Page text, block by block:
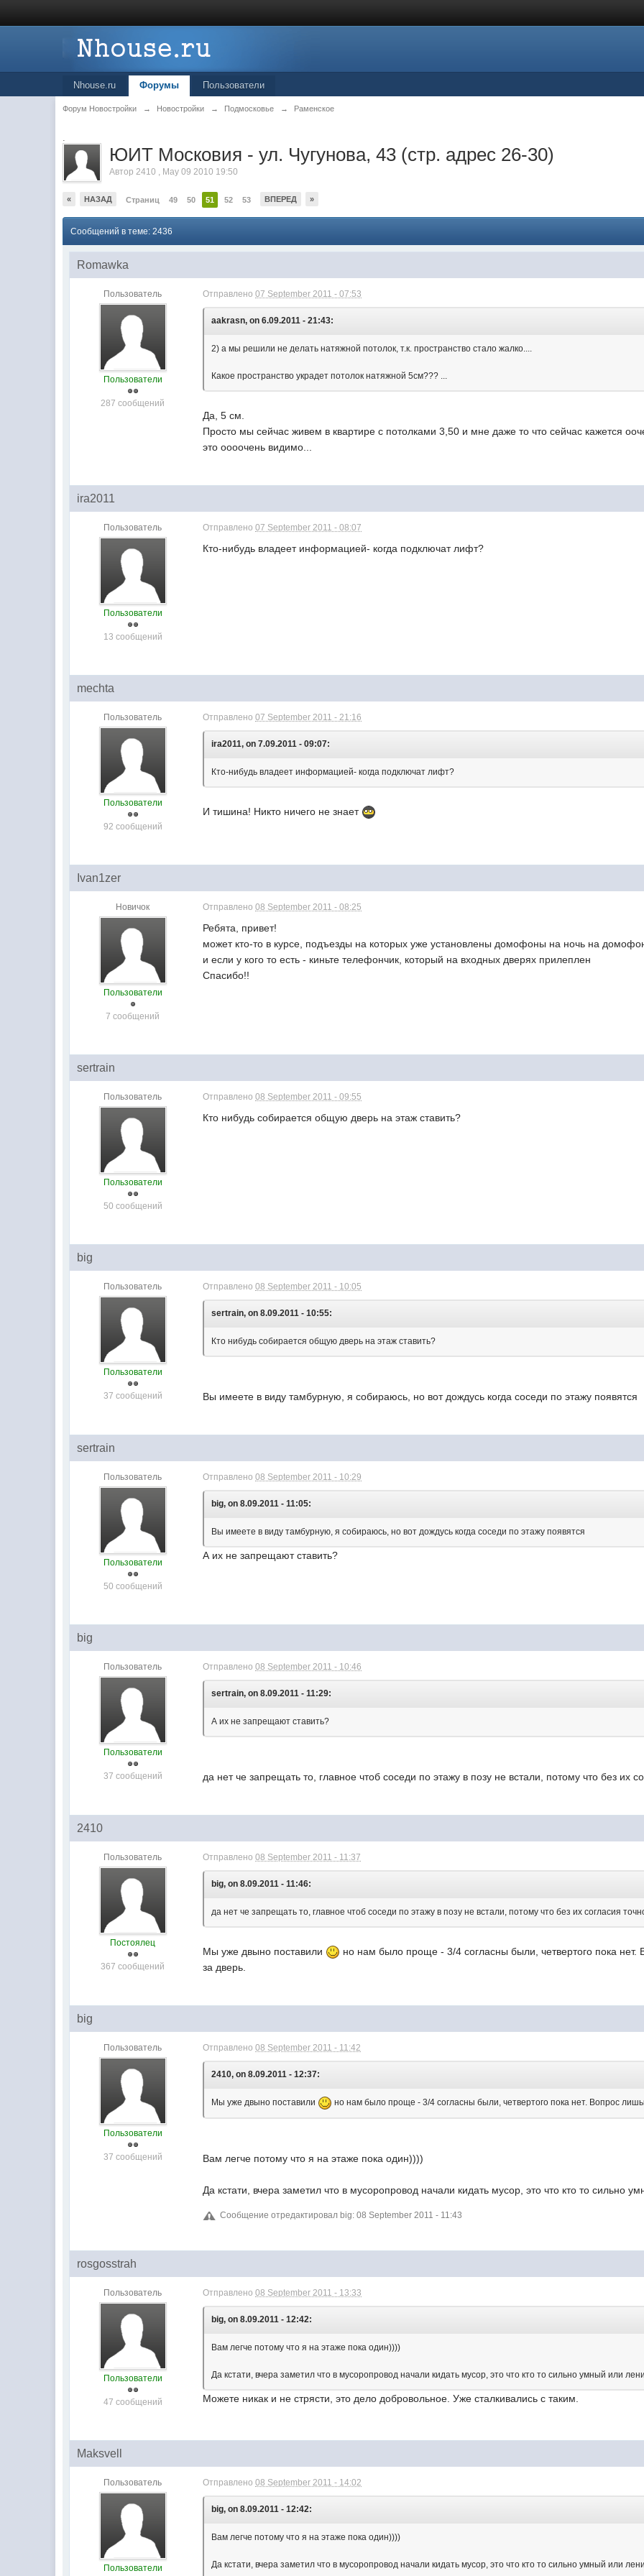
Nhouse.ru Форумы Пользователи
Форум Новостройки → Новостройки → Подмосковье → Раменское
.
ЮИТ Московия - ул. Чугунова, 43 (стр. адрес 26-30)
Автор2410 , May 09 2010 19:50
« НАЗАД Страниц 49 50 51 52 53 ВПЕРЕД »
Сообщений в теме: 2436
Romawka
Пользователь
Пользователи
287 сообщений
Отправлено07 September 2011 - 07:53
aakrasn, on 6.09.2011 - 21:43:
2) а мы решили не делать натяжной потолок, т.к. пространство стало жалко....
Какое пространство украдет потолок натяжной 5см??? ...
Да, 5 см.
Просто мы сейчас живем в квартире с потолками 3,50 и мне даже то что сейчас кажется
это оооочень видимо...
ira2011
Пользователь
Пользователи
13 сообщений
Отправлено07 September 2011 - 08:07
Кто-нибудь владеет информацией- когда подключат лифт?
mechta
Пользователь
Пользователи
92 сообщений
Отправлено07 September 2011 - 21:16
ira2011, on 7.09.2011 - 09:07:
Кто-нибудь владеет информацией- когда подключат лифт?
И тишина! Никто ничего не знает
Ivan1zer
Новичок
Пользователи
7 сообщений
Отправлено08 September 2011 - 08:25
Ребята, привет!
может кто-то в курсе, подъезды на которых уже установлены домофоны на ночь на
и если у кого то есть - киньте телефончик, который на входных дверях прилеплен
Спасибо!!
sertrain
Пользователь
Пользователи
50 сообщений
Отправлено08 September 2011 - 09:55
Кто нибудь собирается общую дверь на этаж ставить?
big
Пользователь
Пользователи
37 сообщений
Отправлено08 September 2011 - 10:05
sertrain, on 8.09.2011 - 10:55:
Кто нибудь собирается общую дверь на этаж ставить?
Вы имеете в виду тамбурную, я собираюсь, но вот дождусь когда соседи по этажу появятся
sertrain
Пользователь
Пользователи
50 сообщений
Отправлено08 September 2011 - 10:29
big, on 8.09.2011 - 11:05:
Вы имеете в виду тамбурную, я собираюсь, но вот дождусь когда соседи по этажу появятся
А их не запрещают ставить?
big
Пользователь
Пользователи
37 сообщений
Отправлено08 September 2011 - 10:46
sertrain, on 8.09.2011 - 11:29:
А их не запрещают ставить?
да нет че запрещать то, главное чтоб соседи по этажу в позу не встали, потому что без их
2410
Пользователь
Постоялец
367 сообщений
Отправлено08 September 2011 - 11:37
big, on 8.09.2011 - 11:46:
да нет че запрещать то, главное чтоб соседи по этажу в позу не встали, потому что без их согласия
Мы уже двыно поставили
но нам было проще - 3/4 согласны были, четвертого пока нет.
за дверь.
big
Пользователь
Пользователи
37 сообщений
Отправлено08 September 2011 - 11:42
2410, on 8.09.2011 - 12:37:
Мы уже двыно поставили но нам было проще - 3/4 согласны были, четвертого пока нет. Вопрос
Вам легче потому что я на этаже пока один))))
Да кстати, вчера заметил что в мусоропровод начали кидать мусор, это что кто то сильно
Сообщение отредактировал big: 08 September 2011 - 11:43
rosgosstrah
Пользователь
Пользователи
47 сообщений
Отправлено08 September 2011 - 13:33
big, on 8.09.2011 - 12:42:
Вам легче потому что я на этаже пока один))))
Да кстати, вчера заметил что в мусоропровод начали кидать мусор, это что кто то сильно умный или
Можете никак и не стрясти, это дело добровольное. Уже сталкивались с таким.
Maksvell
Пользователь
Пользователи
Отправлено08 September 2011 - 14:02
big, on 8.09.2011 - 12:42:
Вам легче потому что я на этаже пока один))))
Да кстати, вчера заметил что в мусоропровод начали кидать мусор, это что кто то сильно умный или